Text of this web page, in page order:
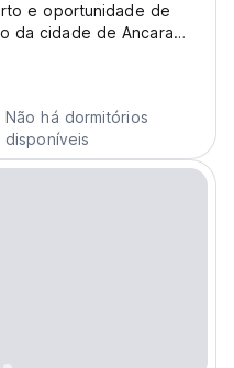
e oportunidade de
da cidade de Ancara
Não há dormitórios
disponíveis